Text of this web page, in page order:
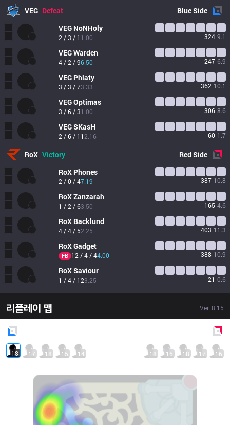
VEG Defeat BlueSide
VEG NoNHoly
2 / 3 / 1 1.00 324 9.1
VEGWarden
4 / 2 / 96.50 247 6.9
VEG Phlaty
3 / 3 / 73.33 362 10.1
VEGOptimas
3 / 6 / 31.00 306 8.6
VEGSKasH
2 / 6 / 11 2.16 60 1.7
RoX Victory RedSide
RoX Phones
2 / 0 / 47.19 387 10.8
RoXZanzarah
1 / 2 / 63.50 165 4.6
RoX Backlund
4 / 4 / 52.25 403 11.3
RoXGadget
FB 12 / 4 / 44.00 388 10.9
RoXSaviour
1 / 4 / 123.25 21 0.6
리플레이 맵 Ver. 8.15
18 17 18 15 14 18 15 18 17 16